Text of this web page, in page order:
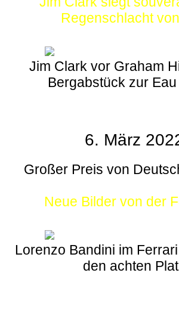
Regenschlacht
Jim Clark vor Graham
Bergabstück zur
6. März
Großer Preis von
Neue Bilder von der
Lorenzo Bandini im
den achten